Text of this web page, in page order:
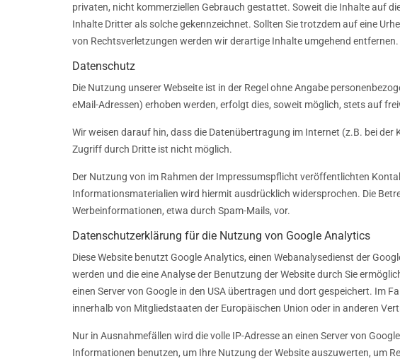
privaten, nicht kommerziellen Gebrauch gestattet. Soweit die Inhalte auf
Inhalte Dritter als solche gekennzeichnet. Sollten Sie trotzdem auf eine
von Rechtsverletzungen werden wir derartige Inhalte umgehend entfernen.
Datenschutz
Die Nutzung unserer Webseite ist in der Regel ohne Angabe
eMail-Adressen) erhoben werden, erfolgt dies, soweit möglich, stets auf
Wir weisen darauf hin, dass die Datenübertragung im Internet (z.B. bei
Zugriff durch Dritte ist nicht möglich.
Der Nutzung von im Rahmen der Impressumspflicht veröffentlichten
Informationsmaterialien wird hiermit ausdrücklich widersprochen. Die
Werbeinformationen, etwa durch Spam-Mails, vor.
Datenschutzerklärung für die Nutzung von Google Analytics
Diese Website benutzt Google Analytics, einen Webanalysedienst der
werden und die eine Analyse der Benutzung der Website durch Sie
einen Server von Google in den USA übertragen und dort gespeichert. Im
innerhalb von Mitgliedstaaten der Europäischen Union oder in anderen
Nur in Ausnahmefällen wird die volle IP-Adresse an einen Server von
Informationen benutzen, um Ihre Nutzung der Website auszuwerten, um